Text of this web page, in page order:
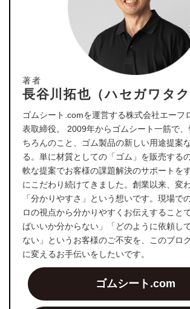
著者
長谷川拓也（ハセガワタク
ゴムシート.comを運営する株式会社エーフ
表取締役。 2009年からゴムシート一筋で、
ちろんのこと、ゴム製品の新しい用途提案
る。単に材質としての「ゴム」を販売する
軟な提案でお客様の課題解決のサポートを
にこだわり続けてきました。創業以来、変
「分かりやすさ」という想いです。現場で
ロの視点から分かりやすくお伝えすること
ばいいか分からない」「どのように依頼し
ない」というお客様のご不安を、このブロ
に変えるお手伝いをしたいです。
ゴムシート.com